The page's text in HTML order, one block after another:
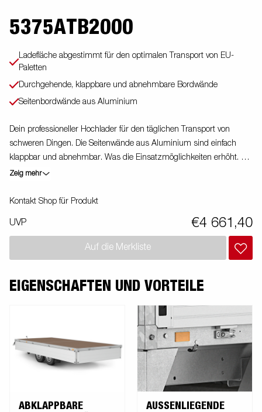
5375ATB2000
Ladefläche abgestimmt für den optimalen Transport von EU-
Paletten
Durchgehende, klappbare und abnehmbare Bordwände
Seitenbordwände aus Aluminium
Dein professioneller Hochlader für den täglichen Transport von
schweren Dingen. Die Seitenwände aus Aluminium sind einfach
klappbar und abnehmbar. Was die Einsatzmöglichkeiten erhöht. Du
kannst den Anhänger auch als Plattform verwenden. Integrierte
einfach deine Ladung zu sichern. Schau Dir unser breites
Veranschaulichung. Abbildung ähnlich
Zeig mehr
Kontakt Shop für Produkt
UVP €4 661,40
Auf die Merkliste
EIGENSCHAFTEN UND VORTEILE
ABKLAPPBARE
AUSSENLIEGENDE H